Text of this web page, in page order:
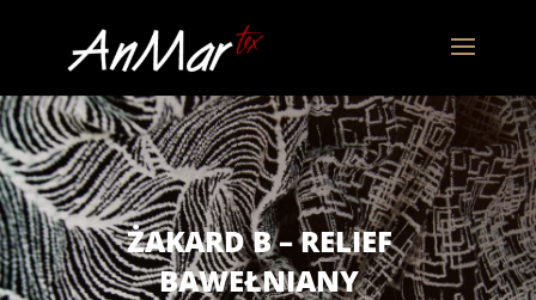
ŻAKARD B – RELIEF
BAWEŁNIANY